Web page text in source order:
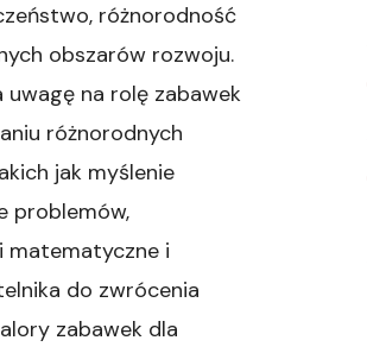
różnorodność
obszarów rozwoju.
na rolę zabawek
różnorodnych
jak myślenie
problemów,
matematyczne i
do zwrócenia
zabawek dla